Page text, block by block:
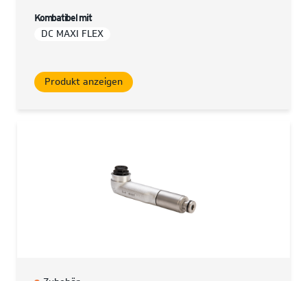
Kombatibel mit
DC MAXI FLEX
Produkt anzeigen